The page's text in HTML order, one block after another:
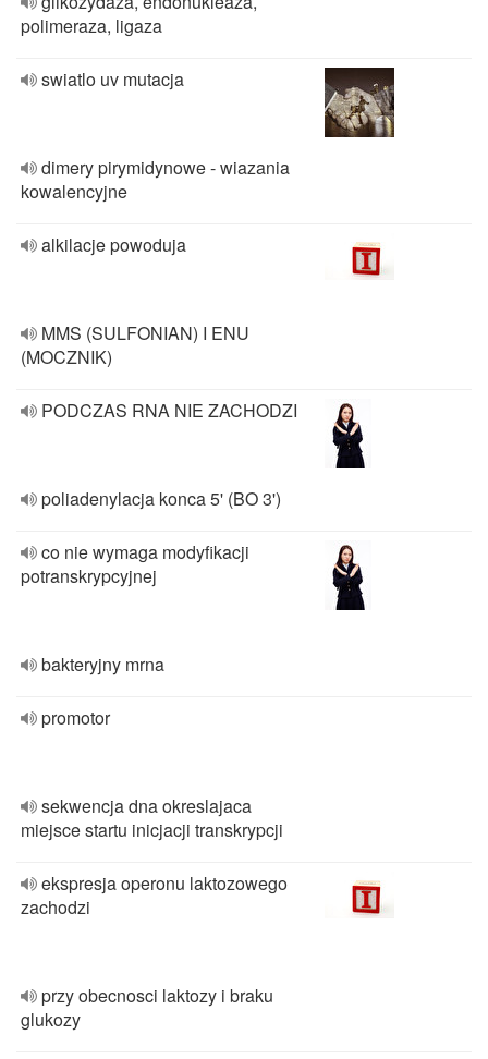
polimeraza, ligaza
swiatlo uv mutacja
dimery pirymidynowe - wiazania
kowalencyjne
alkilacje powoduja
MMS (SULFONIAN) I ENU
(MOCZNIK)
PODCZAS RNA NIE ZACHODZI
poliadenylacja konca 5' (BO 3')
co nie wymaga modyfikacji
potranskrypcyjnej
bakteryjny mrna
promotor
sekwencja dna okreslajaca
miejsce startu inicjacji transkrypcji
ekspresja operonu laktozowego
zachodzi
przy obecnosci laktozy i braku
glukozy